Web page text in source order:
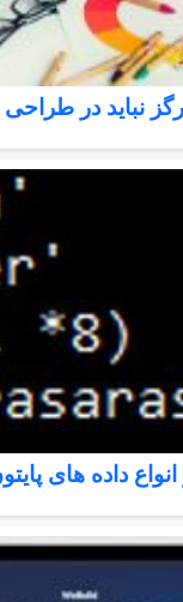
نباید در طراحی
داده های